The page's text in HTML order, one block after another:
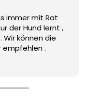
immer mit Rat
der Hund lernt ,
können die
empfehlen .